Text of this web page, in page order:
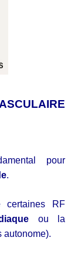
pour
.
certaines RF
ou la
autonome).